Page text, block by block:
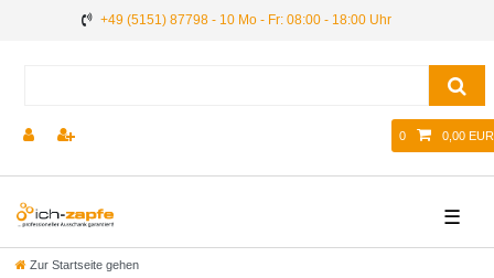
+49 (5151) 87798 - 10 Mo - Fr: 08:00 - 18:00 Uhr
0 0,00 EUR
☰
Zur Startseite gehen